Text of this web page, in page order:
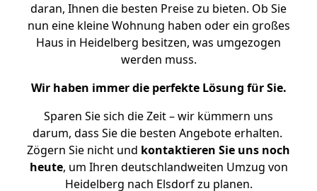
daran, Ihnen die besten Preise zu bieten. Ob Sie
nun eine kleine Wohnung haben oder ein großes
Haus in Heidelberg besitzen, was umgezogen
werden muss.
Wir haben immer die perfekte Lösung für Sie.
Sparen Sie sich die Zeit – wir kümmern uns
darum, dass Sie die besten Angebote erhalten.
Zögern Sie nicht und kontaktieren Sie uns noch
heute, um Ihren deutschlandweiten Umzug von
Heidelberg nach Elsdorf zu planen.